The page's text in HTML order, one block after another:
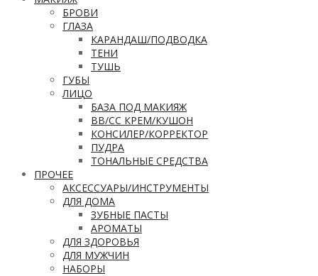
БРОВИ
ГЛАЗА
КАРАНДАШ/ПОДВОДКА
ТЕНИ
ТУШЬ
ГУБЫ
ЛИЦО
БАЗА ПОД МАКИЯЖ
ВВ/CC КРЕМ/КУШОН
КОНСИЛЕР/КОРРЕКТОР
ПУДРА
ТОНАЛЬНЫЕ СРЕДСТВА
ПРОЧЕЕ
АКСЕССУАРЫ/ИНСТРУМЕНТЫ
ДЛЯ ДОМА
ЗУБНЫЕ ПАСТЫ
АРОМАТЫ
ДЛЯ ЗДОРОВЬЯ
ДЛЯ МУЖЧИН
НАБОРЫ